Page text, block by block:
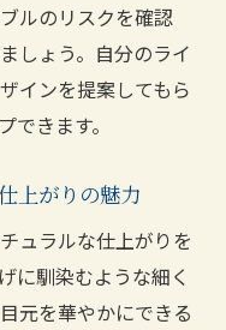
の満足ポイント紹
を上げるポイン
しむコツと体験
ク仕上がり満足の
ルのリスクを確認
しょう。自分のライ
インを提案してもら
できます。
上がりの魅力
ュラルな仕上がりを
に馴染むような細く
元を華やかにできる